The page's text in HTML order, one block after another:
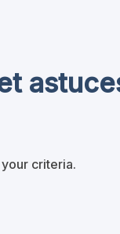
criteria.